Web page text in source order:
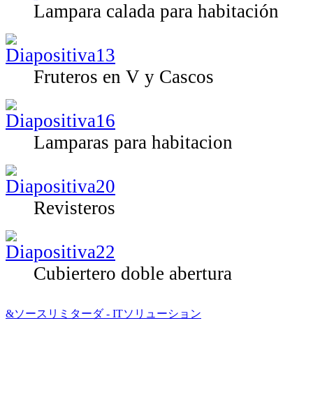
Lampara calada para habitación
Fruteros en V y Cascos
Lamparas para habitacion
Revisteros
Cubiertero doble abertura
&ソースリミターダ - ITソリューション